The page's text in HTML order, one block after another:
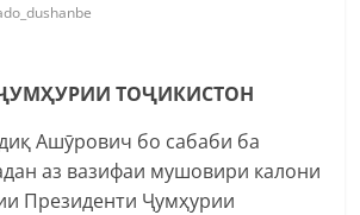
ТОҶИКИСТОН
Ашӯрович бо сабаби ба
аз вазифаи мушовири калони
Президенти Ҷумҳурии